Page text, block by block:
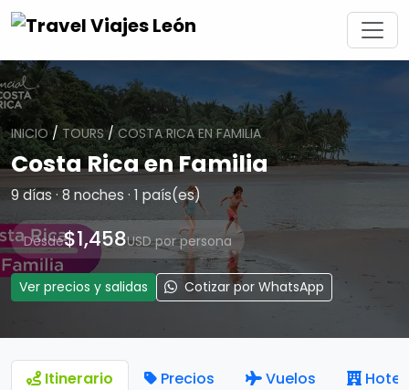
INICIO / TOURS/COSTA RICA EN FAMILIA
Costa Rica en Familia
9 días · 8 noches · 1 país(es)
Desde$1,458USD por persona
Ver precios y salidas Cotizar por WhatsApp
Itinerario Precios Vuelos